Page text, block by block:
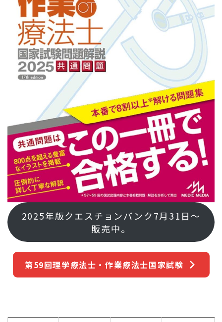
2025年版クエスチョンバンク7月31日～
販売中。
第59回理学療法士・作業療法士国家試験